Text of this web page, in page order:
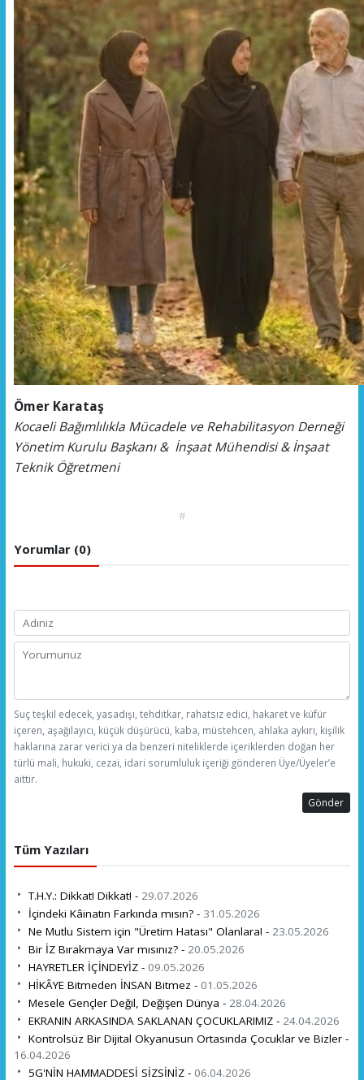
Ömer Karataş
Kocaeli Bağımlılıkla Mücadele ve Rehabilitasyon Derneği
Yönetim Kurulu Başkanı & İnşaat Mühendisi & İnşaat
Teknik Öğretmeni
#
Yorumlar (0)
Suç teşkil edecek, yasadışı, tehditkar, rahatsız edici, hakaret ve küfür
içeren, aşağılayıcı, küçük düşürücü, kaba, müstehcen, ahlaka aykırı, kişilik
haklarına zarar verici ya da benzeri niteliklerde içeriklerden doğan her
türlü mali, hukuki, cezai, idari sorumluluk içeriği gönderen Üye/Üyeler’e
aittir.
Gönder
Tüm Yazıları
T.H.Y.: Dikkat! Dikkat! - 29.07.2026
İçindeki Kâinatın Farkında mısın? - 31.05.2026
Ne Mutlu Sistem için "Üretim Hatası" Olanlara! - 23.05.2026
Bir İZ Bırakmaya Var mısınız? - 20.05.2026
HAYRETLER İÇİNDEYİZ - 09.05.2026
HİKÂYE Bitmeden İNSAN Bitmez - 01.05.2026
Mesele Gençler Değil, Değişen Dünya - 28.04.2026
EKRANIN ARKASINDA SAKLANAN ÇOCUKLARIMIZ - 24.04.2026
Kontrolsüz Bir Dijital Okyanusun Ortasında Çocuklar ve Bizler -
16.04.2026
5G'NİN HAMMADDESİ SİZSİNİZ - 06.04.2026